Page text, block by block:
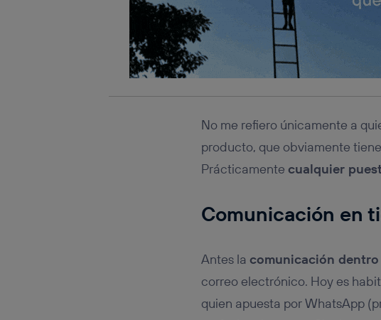
No me refiero únicamente a
producto, que obviamente
Prácticamente cualquier
Comunicación en
Antes la comunicación dentro
correo electrónico. Hoy es
quien apuesta por WhatsApp